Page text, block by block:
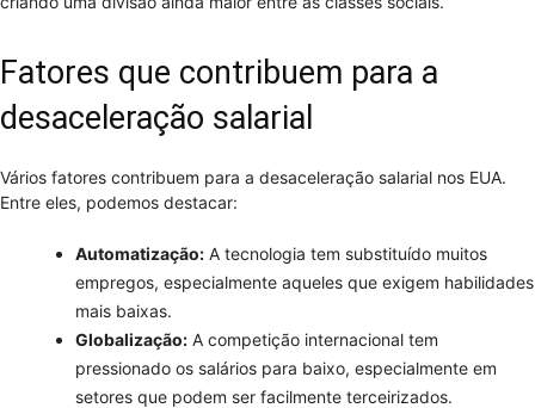
Fatores que contribuem para a
desaceleração salarial
Vários fatores contribuem para a desaceleração salarial nos EUA.
Entre eles, podemos destacar:
Automatização: A tecnologia tem substituído muitos
empregos, especialmente aqueles que exigem habilidades
mais baixas.
Globalização: A competição internacional tem
pressionado os salários para baixo, especialmente em
setores que podem ser facilmente terceirizados.